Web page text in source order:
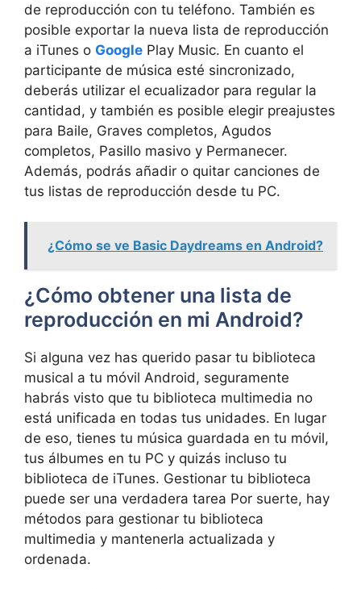
de reproducción con tu teléfono. También es
posible exportar la nueva lista de reproducción
a iTunes o Google Play Music. En cuanto el
participante de música esté sincronizado,
deberás utilizar el ecualizador para regular la
cantidad, y también es posible elegir preajustes
para Baile, Graves completos, Agudos
completos, Pasillo masivo y Permanecer.
Además, podrás añadir o quitar canciones de
tus listas de reproducción desde tu PC.
¿Cómo se ve Basic Daydreams en Android?
¿Cómo obtener una lista de
reproducción en mi Android?
Si alguna vez has querido pasar tu biblioteca
musical a tu móvil Android, seguramente
habrás visto que tu biblioteca multimedia no
está unificada en todas tus unidades. En lugar
de eso, tienes tu música guardada en tu móvil,
tus álbumes en tu PC y quizás incluso tu
biblioteca de iTunes. Gestionar tu biblioteca
puede ser una verdadera tarea Por suerte, hay
métodos para gestionar tu biblioteca
multimedia y mantenerla actualizada y
ordenada.